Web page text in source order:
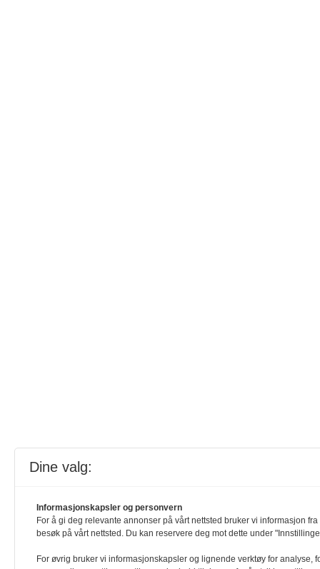
Dine valg:
Informasjonskapsler og personvern
For å gi deg relevante annonser på vårt nettsted bruker vi informasjon fra
besøk på vårt nettsted. Du kan reservere deg mot dette under
For øvrig bruker vi informasjonskapsler og lignende verktøy for analyse,